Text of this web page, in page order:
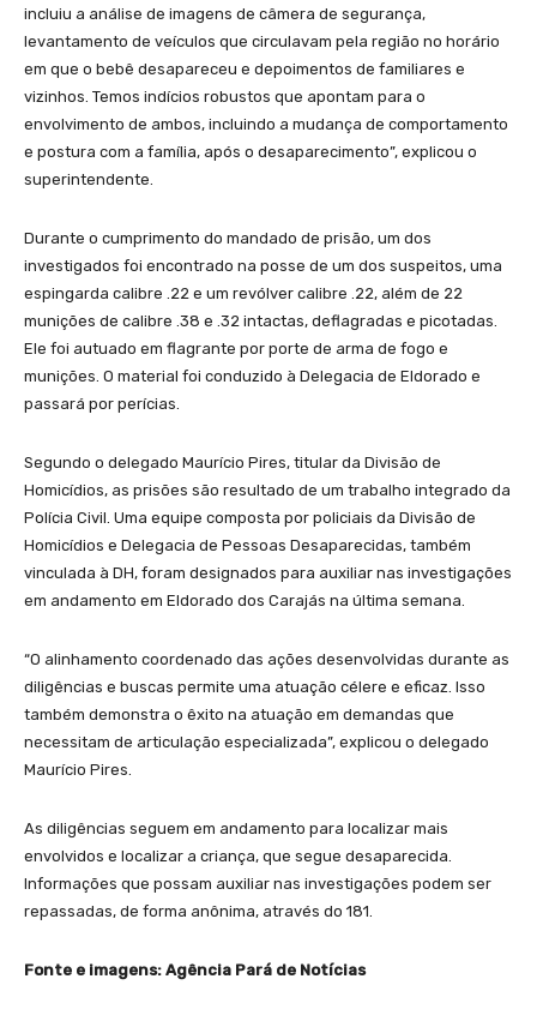
incluiu a análise de imagens de câmera de segurança,
levantamento de veículos que circulavam pela região no horário
em que o bebê desapareceu e depoimentos de familiares e
vizinhos. Temos indícios robustos que apontam para o
envolvimento de ambos, incluindo a mudança de comportamento
e postura com a família, após o desaparecimento”, explicou o
superintendente.
Durante o cumprimento do mandado de prisão, um dos
investigados foi encontrado na posse de um dos suspeitos, uma
espingarda calibre .22 e um revólver calibre .22, além de 22
munições de calibre .38 e .32 intactas, deflagradas e picotadas.
Ele foi autuado em flagrante por porte de arma de fogo e
munições. O material foi conduzido à Delegacia de Eldorado e
passará por perícias.
Segundo o delegado Maurício Pires, titular da Divisão de
Homicídios, as prisões são resultado de um trabalho integrado da
Polícia Civil. Uma equipe composta por policiais da Divisão de
Homicídios e Delegacia de Pessoas Desaparecidas, também
vinculada à DH, foram designados para auxiliar nas investigações
em andamento em Eldorado dos Carajás na última semana.
“O alinhamento coordenado das ações desenvolvidas durante as
diligências e buscas permite uma atuação célere e eficaz. Isso
também demonstra o êxito na atuação em demandas que
necessitam de articulação especializada”, explicou o delegado
Maurício Pires.
As diligências seguem em andamento para localizar mais
envolvidos e localizar a criança, que segue desaparecida.
Informações que possam auxiliar nas investigações podem ser
repassadas, de forma anônima, através do 181.
Fonte e imagens: Agência Pará de Notícias